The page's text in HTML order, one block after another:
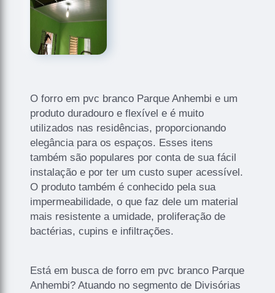
O forro em pvc branco Parque Anhembi e um
produto duradouro e flexível e é muito
utilizados nas residências, proporcionando
elegância para os espaços. Esses itens
também são populares por conta de sua fácil
instalação e por ter um custo super acessível.
O produto também é conhecido pela sua
impermeabilidade, o que faz dele um material
mais resistente a umidade, proliferação de
bactérias, cupins e infiltrações.
Está em busca de forro em pvc branco Parque
Anhembi? Atuando no segmento de Divisórias